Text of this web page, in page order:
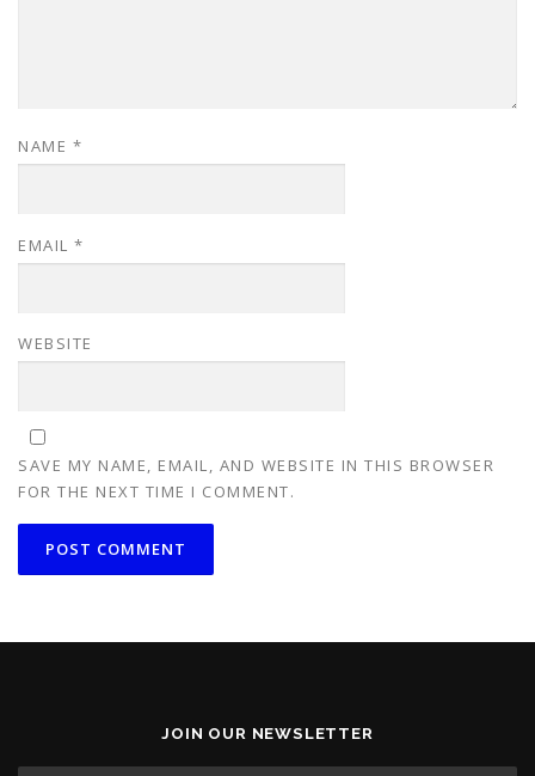
NAME *
EMAIL *
WEBSITE
SAVE MY NAME, EMAIL, AND WEBSITE IN THIS BROWSER
FOR THE NEXT TIME I COMMENT.
JOIN OUR NEWSLETTER